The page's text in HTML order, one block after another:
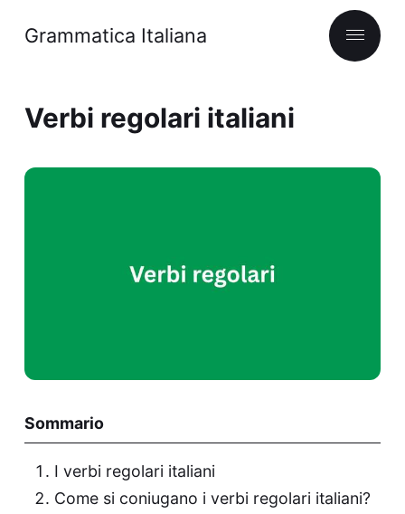
Grammatica Italiana
Verbi regolari italiani
Sommario
I verbi regolari italiani
Come si coniugano i verbi regolari italiani?